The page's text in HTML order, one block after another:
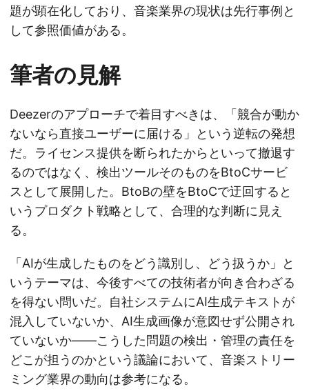
題が顕在化しており、音楽業界の現状は先行事例と
して参照価値がある。
筆者の見解
Deezerのアプローチで着目すべきは、「競合が動か
ないなら直接ユーザーに届ける」という逆転の発想
だ。ライセンス提供を断られたからといって撤退す
るのではなく、検出ツールそのものをBtoCサービ
スとして展開した。BtoBの壁をBtoCで迂回すると
いうプロダクト戦略として、合理的な判断に見え
る。
「AIが生成したものをどう識別し、どう扱うか」と
いうテーマは、今後すべての技術者が向き合わざる
を得ない問いだ。自社システムにAI生成テキストが
混入していないか、AI生成画像が意図せず公開され
ていないか——こうした問題の検出・管理の責任を
どこが担うのかという議論において、音楽ストリー
ミング業界の動向は参考になる。